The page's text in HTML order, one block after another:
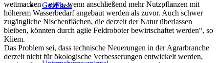
GeoFlash
wettmachen – etwa, wenn anschließend mehr Nutzpflanzen mit
höherem Wasserbedarf angebaut werden als zuvor. Auch schwer
zugängliche Nischenflächen, die derzeit der Natur überlassen
bleiben, könnten durch agile Feldroboter bewirtschaftet werden“, so
Kliem.
Das Problem sei, dass technische Neuerungen in der Agrarbranche
derzeit nicht für ökologische Verbesserungen entwickelt werden,